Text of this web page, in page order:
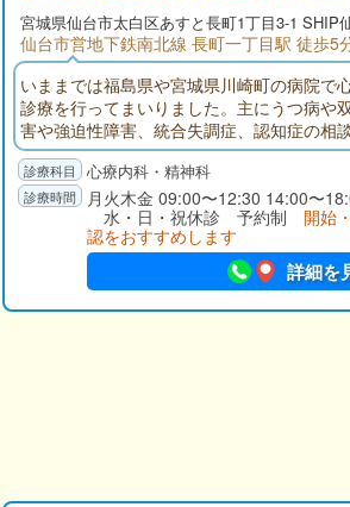
宮城県仙台市太白区あすと長町1丁目3-1 SHIP
仙台市営地下鉄南北線 長町一丁目駅 徒歩5
いままでは福島県や宮城県川崎町の病院で
診療を行ってまいりました。主にうつ病や
害や強迫性障害、統合失調症、認知症の相
た。職場や生活のストレスも様変わりし、
が現れることも多く、また物忘れや不眠な
活への影響が大きいものがあります。地元
いクリニックとして少しでもお役に立つこ
心療内科・精神科
月火木金 09:00〜12:30 14:00〜
水・日・祝休診 予約制 開始
認をおすすめします
詳細を